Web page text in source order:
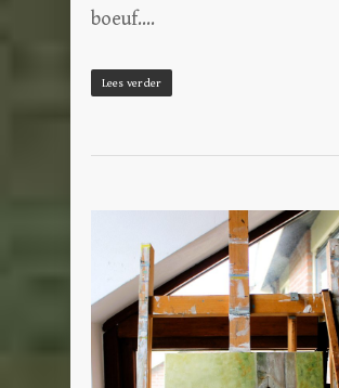
boeuf….
Lees verder